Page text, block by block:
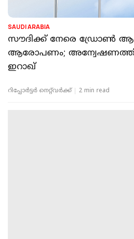
SAUDI ARABIA
സൗദിക്ക് നേരെ ഡ്രോൺ
ആരോപണം; അന്വേഷണത്തിന്
ഇറാഖ്
റിപ്പോർട്ടർ നെറ്റ്‌വര്‍ക്ക്‌ 2 min read